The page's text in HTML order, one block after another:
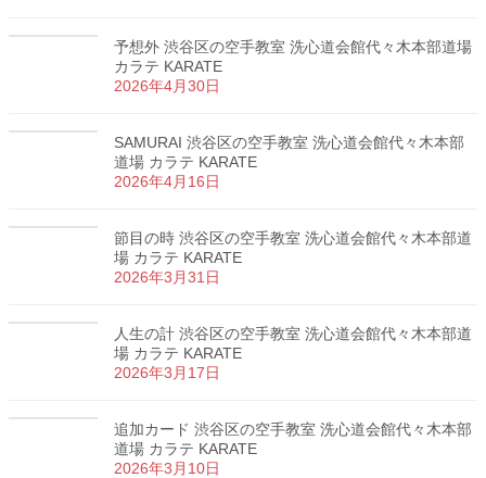
予想外 渋谷区の空手教室 洗心道会館代々木本部道場
カラテ KARATE
2026年4月30日
SAMURAI 渋谷区の空手教室 洗心道会館代々木本部
道場 カラテ KARATE
2026年4月16日
節目の時 渋谷区の空手教室 洗心道会館代々木本部道
場 カラテ KARATE
2026年3月31日
人生の計 渋谷区の空手教室 洗心道会館代々木本部道
場 カラテ KARATE
2026年3月17日
追加カード 渋谷区の空手教室 洗心道会館代々木本部
道場 カラテ KARATE
2026年3月10日